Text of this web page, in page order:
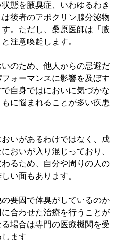
態を腋臭症、いわゆるわき
後者のアポクリン腺分泌物
。ただし、桑原医師は「腋
注意喚起します。
いのため、他人からの忌避だ
ォーマンスに影響を及ぼす
自身ではにおいに気づかな
に悩まれることが多い疾患
いがあるわけではなく、成
おいが入り混じっており、
るため、自分や周りの人の
い面もあります。
要因で体臭がしているのか
合わせた治療を行うことが
場合は専門の医療機関を受
ます」